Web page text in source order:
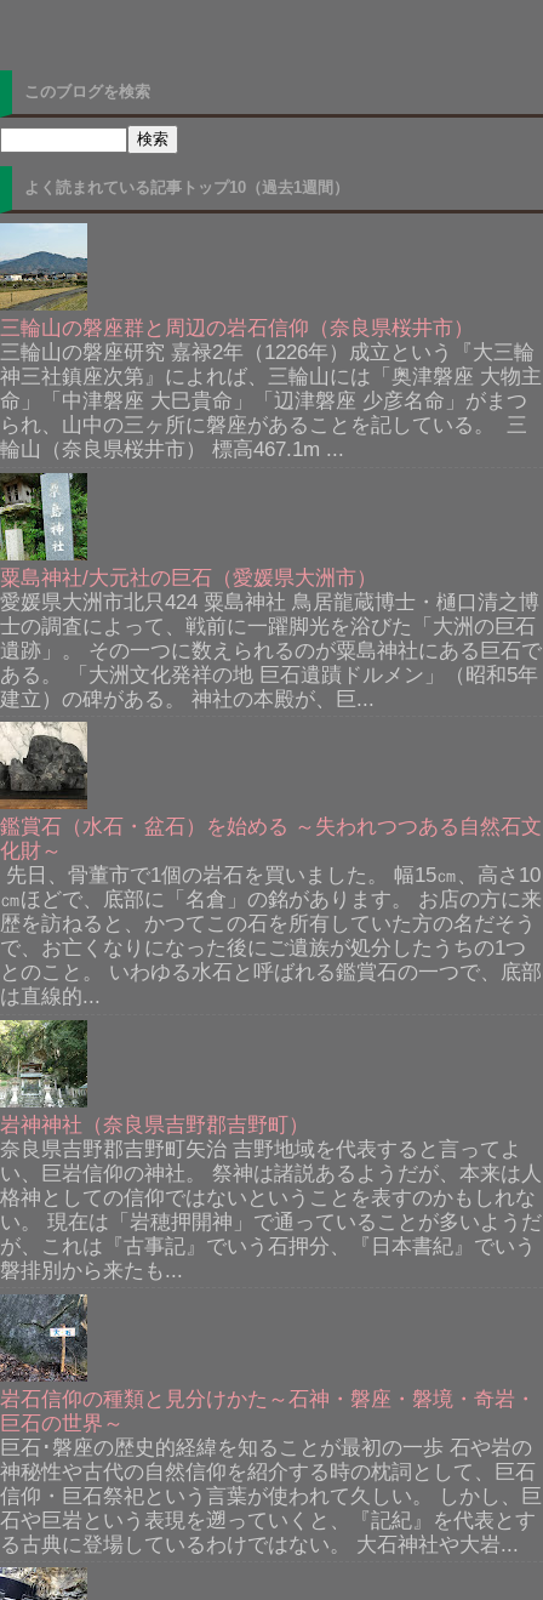
このブログを検索
よく読まれている記事トップ10（過去1週間）
三輪山の磐座群と周辺の岩石信仰（奈良県桜井市）
三輪山の磐座研究 嘉禄2年（1226年）成立という『大三輪
神三社鎮座次第』によれば、三輪山には「奥津磐座 大物主
命」「中津磐座 大巳貴命」「辺津磐座 少彦名命」がまつ
られ、山中の三ヶ所に磐座があることを記している。 三
輪山（奈良県桜井市） 標高467.1m ...
粟島神社/大元社の巨石（愛媛県大洲市）
愛媛県大洲市北只424 粟島神社 鳥居龍蔵博士・樋口清之博
士の調査によって、戦前に一躍脚光を浴びた「大洲の巨石
遺跡」。 その一つに数えられるのが粟島神社にある巨石で
ある。 「大洲文化発祥の地 巨石遺蹟ドルメン」（昭和5年
建立）の碑がある。 神社の本殿が、巨...
鑑賞石（水石・盆石）を始める ～失われつつある自然石文
化財～
先日、骨董市で1個の岩石を買いました。 幅15㎝、高さ10
㎝ほどで、底部に「名倉」の銘があります。 お店の方に来
歴を訪ねると、かつてこの石を所有していた方の名だそう
で、お亡くなりになった後にご遺族が処分したうちの1つ
とのこと。 いわゆる水石と呼ばれる鑑賞石の一つで、底部
は直線的...
岩神神社（奈良県吉野郡吉野町）
奈良県吉野郡吉野町矢治 吉野地域を代表すると言ってよ
い、巨岩信仰の神社。 祭神は諸説あるようだが、本来は人
格神としての信仰ではないということを表すのかもしれな
い。 現在は「岩穂押開神」で通っていることが多いようだ
が、これは『古事記』でいう石押分、『日本書紀』でいう
磐排別から来たも...
岩石信仰の種類と見分けかた～石神・磐座・磐境・奇岩・
巨石の世界～
巨石･磐座の歴史的経緯を知ることが最初の一歩 石や岩の
神秘性や古代の自然信仰を紹介する時の枕詞として、巨石
信仰・巨石祭祀という言葉が使われて久しい。 しかし、巨
石や巨岩という表現を遡っていくと、『記紀』を代表とす
る古典に登場しているわけではない。 大石神社や大岩...